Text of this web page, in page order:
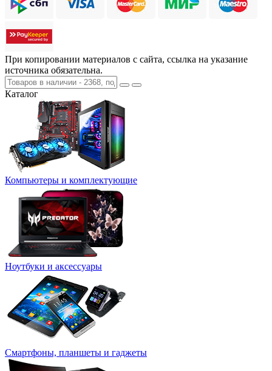
При копировании материалов с сайта, ссылка на указание
источника обязательна.
Каталог
Компьютеры и комплектующие
Ноутбуки и аксессуары
Смартфоны, планшеты и гаджеты